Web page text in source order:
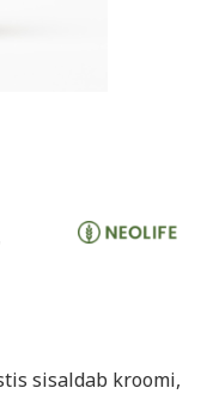
sisaldab kroomi,